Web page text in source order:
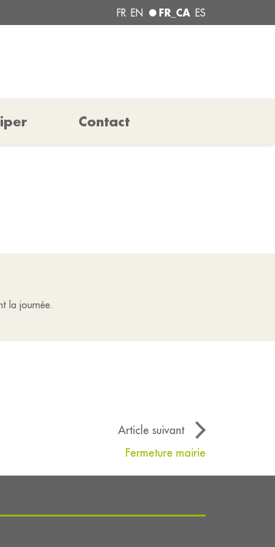
FR EN FR_CA ES
Contact
la journée.
Article suivant
Fermeture mairie